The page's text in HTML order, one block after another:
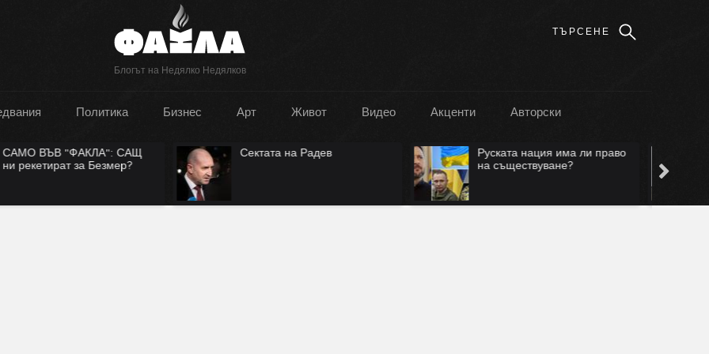
Блогът на Недялко Недялков
Политика Бизнес Арт Живот Видео Акценти Авторски
Сектата на Радев
Руската нация има ли право
Лъжа е, че ще са само в
Безмер